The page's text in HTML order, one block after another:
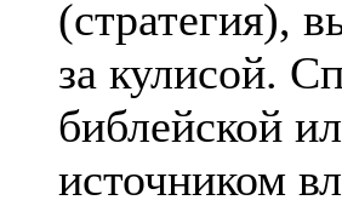
(стратегия),
за кулисой.
библейской
источником